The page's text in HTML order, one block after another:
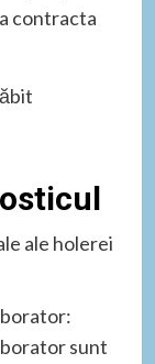
contracta
ale holerei
sunt